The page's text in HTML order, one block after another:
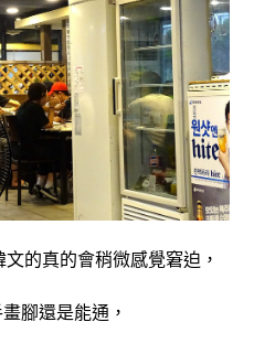
的真的會稍微感覺窘迫，
腳還是能通，